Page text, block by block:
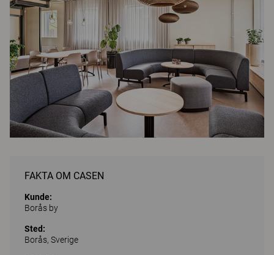
FAKTA OM CASEN
Kunde:
Borås by
Sted:
Borås, Sverige